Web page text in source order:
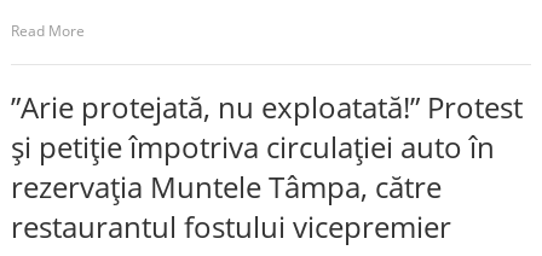
Read More
”Arie protejată, nu exploatată!” Protest
și petiție împotriva circulației auto în
rezervația Muntele Tâmpa, către
restaurantul fostului vicepremier